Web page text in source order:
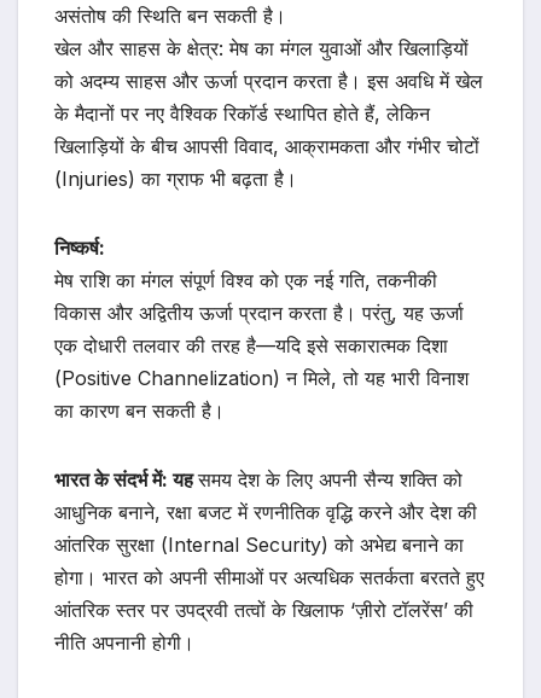
असंतोष की स्थिति बन सकती है।
खेल और साहस के क्षेत्र: मेष का मंगल युवाओं और खिलाड़ियों
को अदम्य साहस और ऊर्जा प्रदान करता है। इस अवधि में खेल
के मैदानों पर नए वैश्विक रिकॉर्ड स्थापित होते हैं, लेकिन
खिलाड़ियों के बीच आपसी विवाद, आक्रामकता और गंभीर चोटों
(Injuries) का ग्राफ भी बढ़ता है।
निष्कर्ष:
मेष राशि का मंगल संपूर्ण विश्व को एक नई गति, तकनीकी
विकास और अद्वितीय ऊर्जा प्रदान करता है। परंतु, यह ऊर्जा
एक दोधारी तलवार की तरह है—यदि इसे सकारात्मक दिशा
(Positive Channelization) न मिले, तो यह भारी विनाश
का कारण बन सकती है।
भारत के संदर्भ में: यहसमय देश के लिए अपनी सैन्य शक्ति को
आधुनिक बनाने, रक्षा बजट में रणनीतिक वृद्धि करने और देश की
आंतरिक सुरक्षा (Internal Security) को अभेद्य बनाने का
होगा। भारत को अपनी सीमाओं पर अत्यधिक सतर्कता बरतते हुए
आंतरिक स्तर पर उपद्रवी तत्वों के खिलाफ ‘ज़ीरो टॉलरेंस’ की
नीति अपनानी होगी।